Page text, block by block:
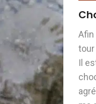
Afin
tour
Il